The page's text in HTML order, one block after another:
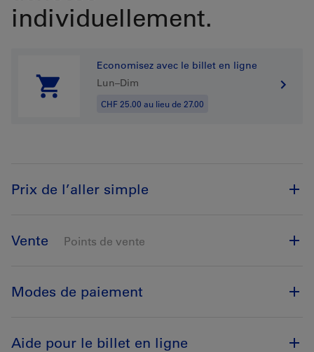
individuellement.
Economisez avec le billet en ligne
CHF 25.00 au lieu de 27.00
Lun–Dim
Prix de l’aller simple
Vente Points de vente
Modes de paiement
Aide pour le billet en ligne